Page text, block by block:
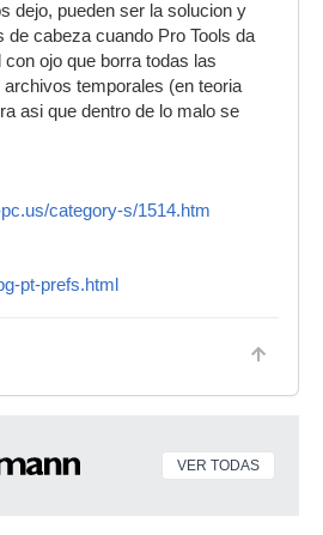
dejo, pueden ser la solucion y
de cabeza cuando Pro Tools da
ojo que borra todas las
temporales (en teoria
asi que dentro de lo malo se
category-s/1514.htm
pt-prefs.html
VER TODAS